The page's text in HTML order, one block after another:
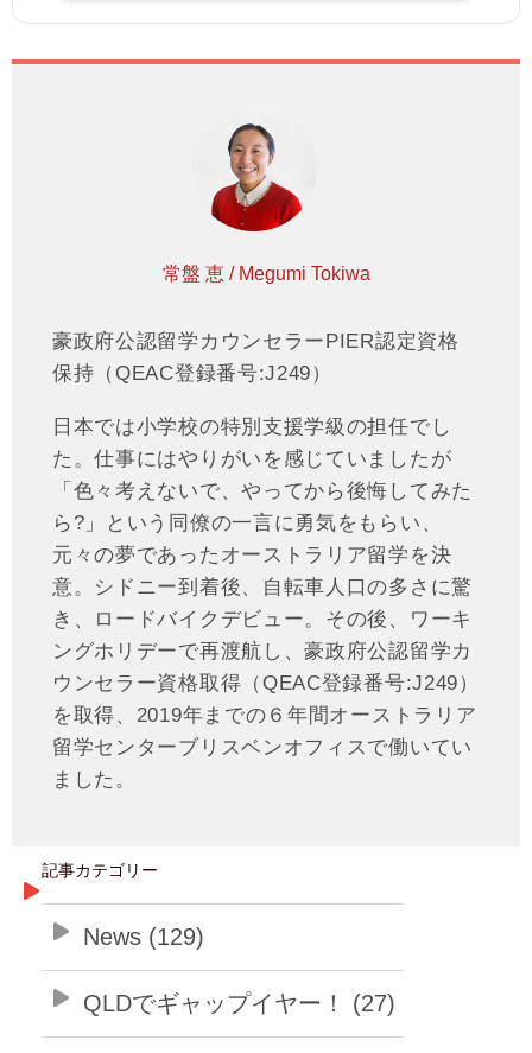
常盤 恵 / Megumi Tokiwa
豪政府公認留学カウンセラーPIER認定資格
保持（QEAC登録番号:J249）
日本では小学校の特別支援学級の担任でし
た。仕事にはやりがいを感じていましたが
「色々考えないで、やってから後悔してみた
ら?」という同僚の一言に勇気をもらい、
元々の夢であったオーストラリア留学を決
意。シドニー到着後、自転車人口の多さに驚
き、ロードバイクデビュー。その後、ワーキ
ングホリデーで再渡航し、豪政府公認留学カ
ウンセラー資格取得（QEAC登録番号:J249）
を取得、2019年までの６年間オーストラリア
留学センターブリスベンオフィスで働いてい
ました。
記事カテゴリー
News (129)
QLDでギャップイヤー！ (27)